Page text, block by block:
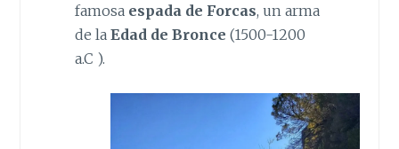
famosa espada de Forcas, un arma
de la Edad de Bronce (1500-1200
a.C ).